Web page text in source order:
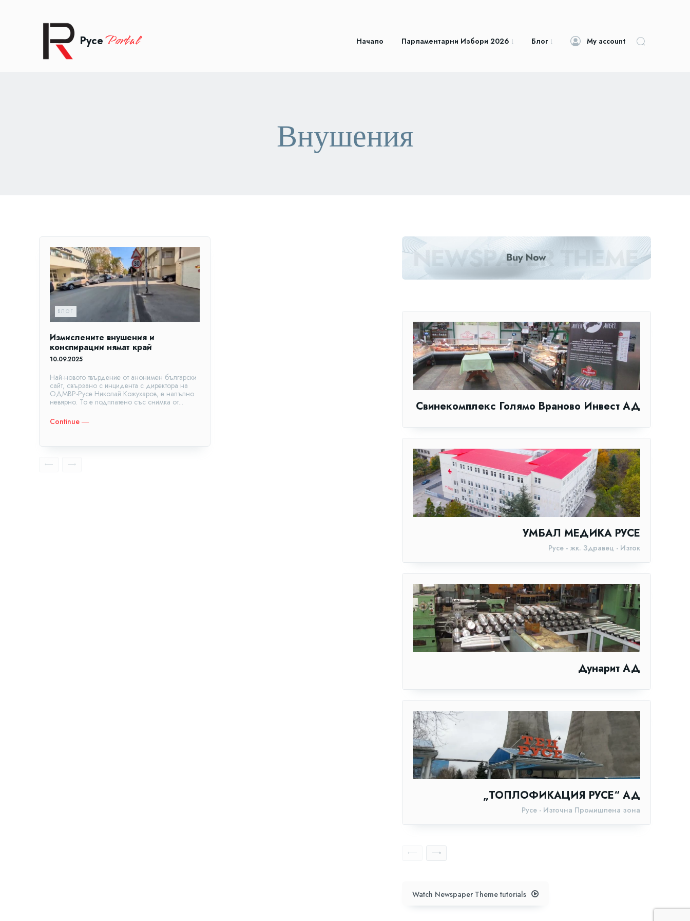
Русе Portal Начало Парламентарни Избори 2026 Блог My account
Внушения
БЛОГ
Измислените внушения и
конспирации нямат край
10.09.2025
Най-новото твърдение от анонимен български
сайт, свързано с инцидента с директора на
ОДМВР-Русе Николай Кожухаров, е напълно
невярно. То е подплатено със снимка от...
Continue ―
Свинекомплекс Голямо Враново Инвест АД
УМБАЛ МЕДИКА РУСЕ
Русе - жк. Здравец - Изток
Дунарит АД
„ТОПЛОФИКАЦИЯ РУСЕ“ АД
Русе - Източна Промишлена зона
Watch Newspaper Theme tutorials